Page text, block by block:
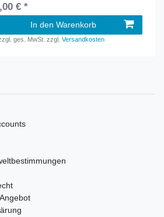
€ *
In den Warenkorb
ges. MwSt. zzgl.Versandkosten